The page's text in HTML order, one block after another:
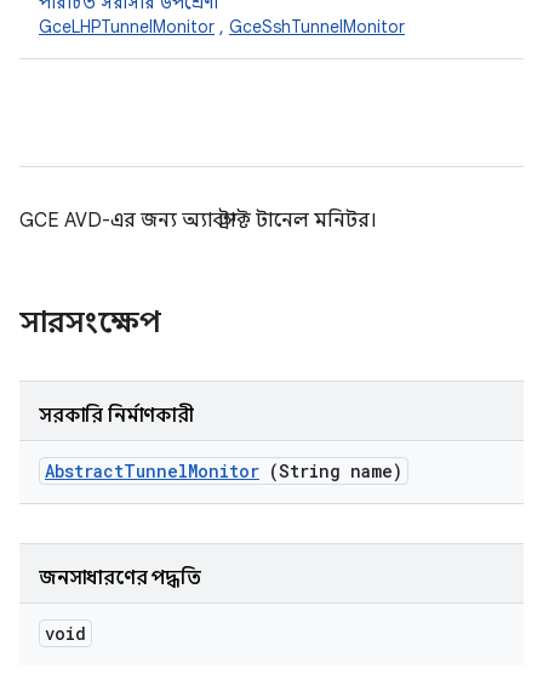
GceLHPTunnelMonitor , GceSshTunnelMonitor
GCE AVD-এর জন্য অ্যাবস্ট্রাক্ট টানেল মনিটর।
সারসংক্ষেপ
সরকারি নির্মাণকারী
AbstractTunnelMonitor (String name)
জনসাধারণের পদ্ধতি
void